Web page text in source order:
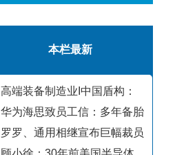
本栏最新
高端装备制造业I中国盾构：
华为海思致员工信：多年备胎
罗罗、通用相继宣布巨幅裁员